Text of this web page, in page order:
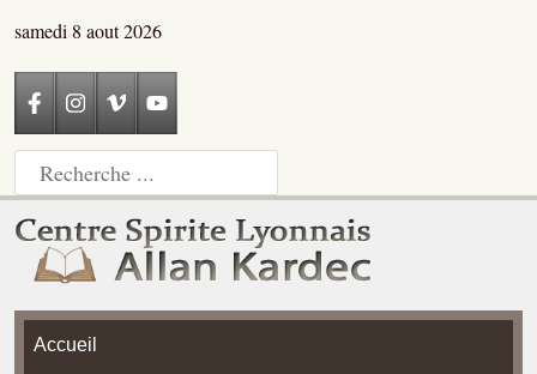
samedi 8 aout 2026
Accueil